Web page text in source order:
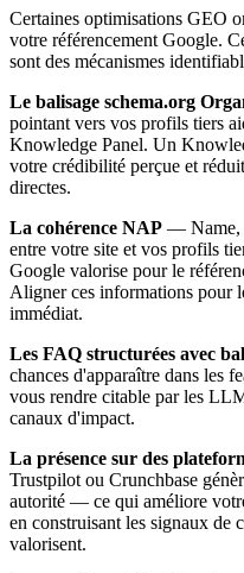
Certaines optimisations GEO
votre référencement Google.
sont des mécanismes
Le balisage schema.org
pointant vers vos profils tiers
Knowledge Panel. Un
votre crédibilité perçue et
directes.
La cohérence NAP — Name,
entre votre site et vos profils
Google valorise pour le
Aligner ces informations pour
immédiat.
Les FAQ structurées avec
chances d'apparaître dans les
vous rendre citable par les
canaux d'impact.
La présence sur des
Trustpilot ou Crunchbase
autorité — ce qui améliore
en construisant les signaux de
valorisent.